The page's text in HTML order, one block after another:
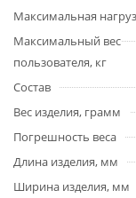
Максимальная
Максимальный вес
пользователя, кг
Состав
Вес изделия, грамм
Погрешность веса
Длина изделия, мм
Ширина изделия, мм